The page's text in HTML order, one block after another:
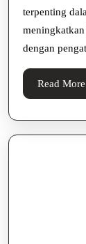
terpenting
dengan
Read More